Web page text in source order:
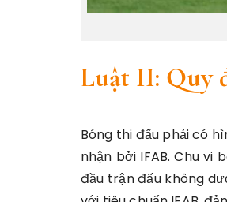
Luật II: Quy
Bóng thi đấu phải có
nhận bởi IFAB. Chu
đầu trận đấu không